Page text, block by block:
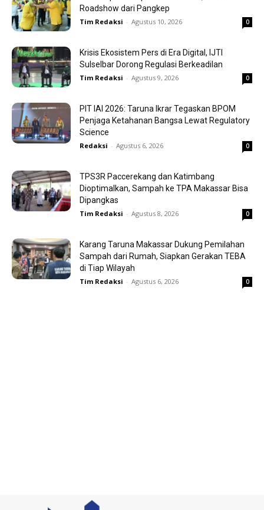
Roadshow dari Pangkep
Tim Redaksi - Agustus 10, 2026 0
Krisis Ekosistem Pers di Era Digital, IJTI
Sulselbar Dorong Regulasi Berkeadilan
Tim Redaksi - Agustus 9, 2026 0
PIT IAI 2026: Taruna Ikrar Tegaskan BPOM
Penjaga Ketahanan Bangsa Lewat Regulatory
Science
Redaksi - Agustus 6, 2026 0
TPS3R Paccerekang dan Katimbang
Dioptimalkan, Sampah ke TPA Makassar Bisa
Dipangkas
Tim Redaksi - Agustus 8, 2026 0
Karang Taruna Makassar Dukung Pemilahan
Sampah dari Rumah, Siapkan Gerakan TEBA
di Tiap Wilayah
Tim Redaksi - Agustus 6, 2026 0